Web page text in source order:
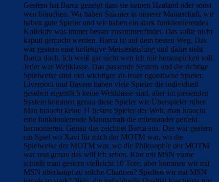
Gestern hat Barca gezeigt dass sie keinen Haaland oder sonst
wen brauchen. Wir haben Stürmer in unserer Mannschaft, wir
haben gute Spieler und wir haben ein stark funktionierendes
Kollektiv was immer besser zusammenfindet. Das sollte nicht
kaputt gemacht werden. Barca ist auf dem besten Weg. Das
war gestern eine kollektive Meisterleistung und dafür steht
Barca doch. Ich weiß gar nicht wen ich mir herauspicken soll.
Jeder war Weltklasse. Das passende System und die richtige
Spielweise sind viel wichtiger als teure egoistische Spieler.
Liverpool und Bayern haben viele Spieler die individuell
gesehen eigentlich keine Weltklasse sind, aber im passenden
System kommen genau diese Spieler wie Überspieler rüber.
Man braucht keine 11 besten Spieler der Welt, man braucht
eine funktionierende Mannschaft die miteinander perfekt
harmonieren. Genau das zeichnet Barca aus. Das war gestern
ein Spiel wo Xavi für mich der MOTM war, wo die
Spielweise der MOTM war, wo die Philosophie der MOTM
war und genau das will ich sehen. Klar mit MSN vorne
schießt man gestern vielleicht 10 Tore, aber kommen wir mit
MSN überhaupt zu solche Chancen? Spielten wir mit MSN